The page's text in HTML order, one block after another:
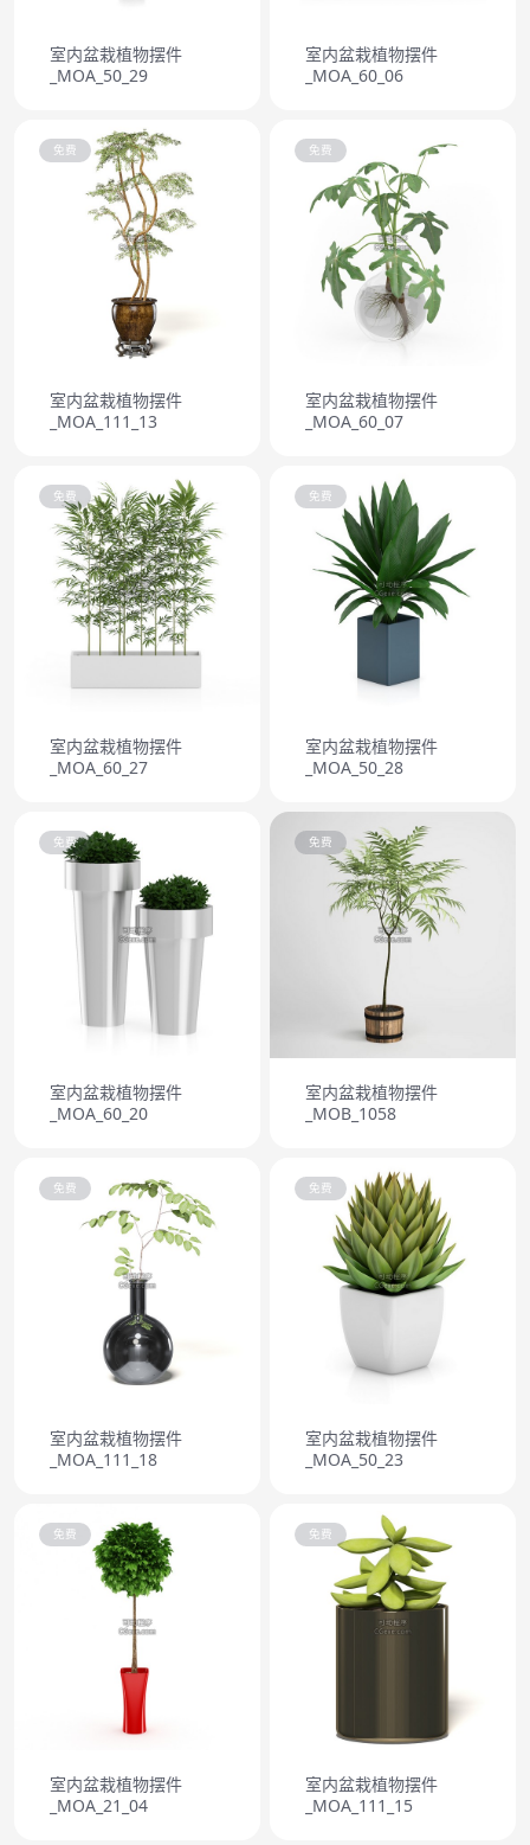
室内盆栽植物摆件
_MOA_50_29
室内盆栽植物摆件
_MOA_60_06
免费
室内盆栽植物摆件
_MOA_111_13
免费
室内盆栽植物摆件
_MOA_60_07
免费
室内盆栽植物摆件
_MOA_60_27
免费
室内盆栽植物摆件
_MOA_50_28
免费
室内盆栽植物摆件
_MOA_60_20
免费
室内盆栽植物摆件
_MOB_1058
免费
室内盆栽植物摆件
_MOA_111_18
免费
室内盆栽植物摆件
_MOA_50_23
免费
室内盆栽植物摆件
_MOA_21_04
免费
室内盆栽植物摆件
_MOA_111_15